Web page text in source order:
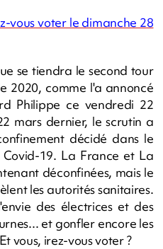
vous voter le dimanche 28
se tiendra le second tour
2020, comme l'a annoncé
Philippe ce vendredi 22
mars dernier, le scrutin a
décidé dans le
19. La France et La
déconfinées, mais le
les autorités sanitaires.
des électrices et des
et gonfler encore les
vous, irez-vous voter ?